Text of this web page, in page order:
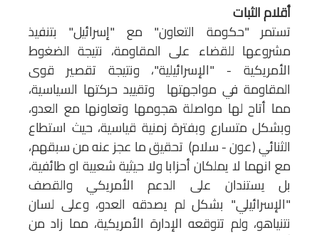
أقلام الثبات
تستمر "حكومة التعاون" مع "إسرائيل" بتنفيذ
مشروعها للقضاء على المقاومة، نتيجة الضغوط
الأمريكية - "الإسرائيلية"، ونتيجة تقصير قوى
المقاومة في مواجهتها وتقييد حركتها السياسية،
مما أتاح لها مواصلة هجومها وتعاونها مع العدو،
وبشكل متسارع وبفترة زمنية قياسية، حيث استطاع
الثنائي (عون - سلام) تحقيق ما عجز عنه من سبقهم،
مع انهما لا يملكان أحزابا ولا حيثية شعبية او طائفية،
بل يستندان على الدعم الأمريكي والقصف
"الإسرائيلي" بشكل لم يصدقه العدو، وعلى لسان
نتنياهو، ولم تتوقعه الإدارة الأمريكية، مما زاد من